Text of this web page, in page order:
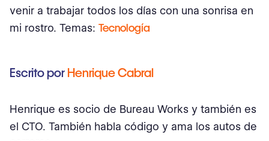
venir a trabajar todos los días con una sonrisa en
mi rostro. Temas: Tecnología
Escrito por Henrique Cabral
Henrique es socio de Bureau Works y también es
el CTO. También habla código y ama los autos de